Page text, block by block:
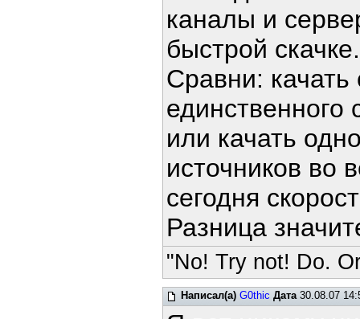
каналы и
быстрой скачке.
Сравни: качать
единственного
или качать
источников во
сегодня
Разница
"No! Try not! Do.
Написал(а) G0thic Дата30.08.07